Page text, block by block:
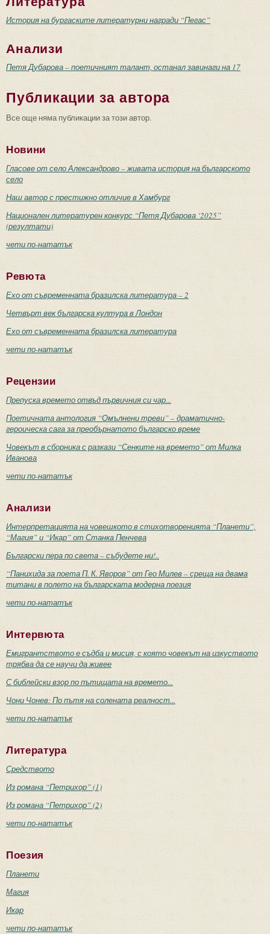
История на бургаските литературни награди “Пегас”
Анализи
Петя Дубарова – поетичният талант, останал завинаги на 17
Публикации за автора
Все още няма публикации за този автор.
Новини
Гласове от село Александрово – живата история на българското
село
Наш автор с престижно отличие в Хамбург
Национален литературен конкурс “Петя Дубарова ‘2025”
(резултати)
чети по-нататък
Ревюта
Ехо от съвременната бразилска литература – 2
Четвърт век българска култура в Лондон
Ехо от съвременната бразилска литература
чети по-нататък
Рецензии
Препуска времето отвъд първичния си чар...
Поетичната антология “Омълнени треви” – драматично-
героическа сага за преобърнатото българско време
Човекът в сборника с разкази “Сенките на времето” от Милка
Иванова
чети по-нататък
Анализи
Интерпретацията на човешкото в стихотворенията “Планети”,
“Магия” и “Икар” от Станка Пенчева
Български пера по света – събудете ни!..
“Панихида за поета П. К. Яворов” от Гео Милев – среща на двама
титани в полето на българската модерна поезия
чети по-нататък
Интервюта
Емигрантството е съдба и мисия, с която човекът на изкуството
трябва да се научи да живее
С библейски взор по пътищата на времето...
Чони Чонев: По пътя на солената реалност...
чети по-нататък
Литература
Средството
Из романа “Петрихор” (1)
Из романа “Петрихор” (2)
чети по-нататък
Поезия
Планети
Магия
Икар
чети по-нататък